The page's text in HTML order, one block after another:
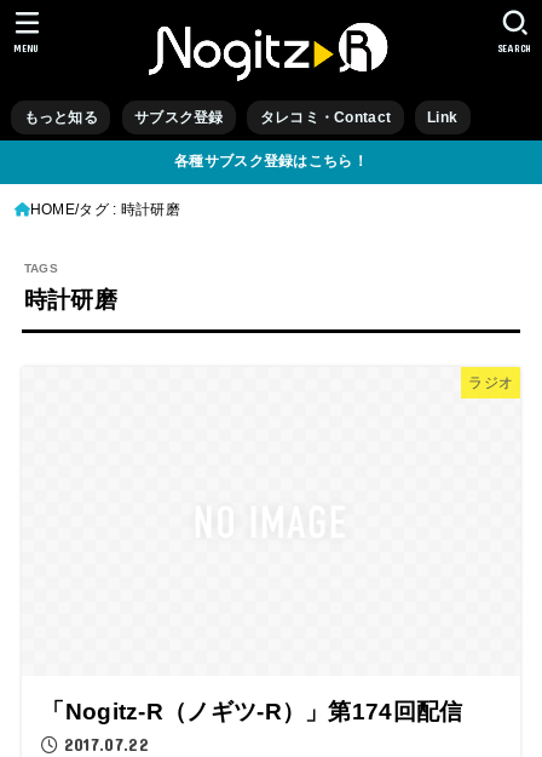
もっと知る サブスク登録 タレコミ・Contact Link
SEARCH
MENU
各種サブスク登録はこちら！
HOME タグ : 時計研磨
時計研磨
ラジオ
「Nogitz-R（ノギツ-R）」第174回配信
2017.07.22